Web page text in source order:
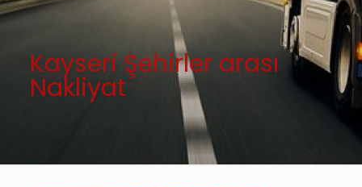
Kayseri Şehirler arası
Nakliyat